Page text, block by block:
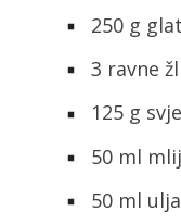
250 g
3 ravne
125 g
50 ml
50 ml